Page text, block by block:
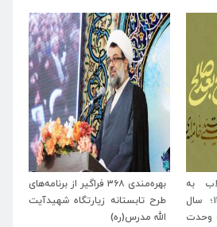
از برنامه‌های
برنامه‌های فرهنگی زیارتگاه شهید
آیت‌الله مدرس (ره) همزمان با ایام
تشیع و وداع و بدرقه رهبر شهید